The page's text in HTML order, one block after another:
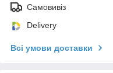
Самовивіз
Delivery
Всі умови доставки